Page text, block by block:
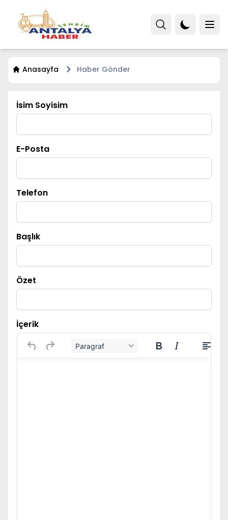
Anasayfa Haber Gönder
İsim Soyisim
E-Posta
Telefon
Başlık
Özet
İçerik
Paragraf